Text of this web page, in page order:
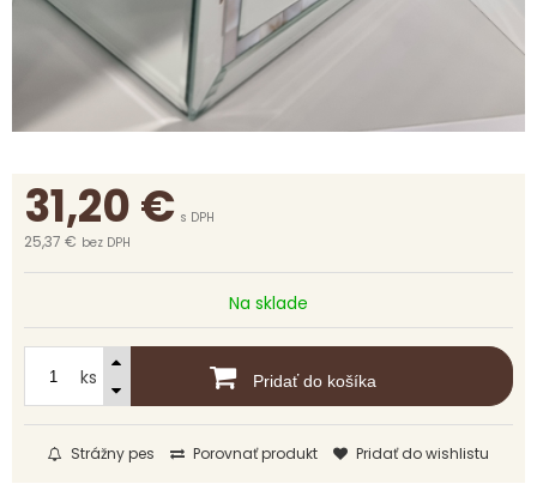
31,20€ s DPH
25,37 € bez DPH
Na sklade
ks Pridať do košíka
Strážny pes Porovnať produkt Pridať do wishlistu